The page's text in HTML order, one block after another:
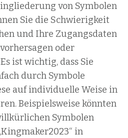
von Symbolen
Sie die Schwierigkeit
und Ihre Zugangsdaten
oder
ist wichtig, dass Sie
durch Symbole
auf individuelle Weise in
Beispielsweise könnten
Symbolen
in